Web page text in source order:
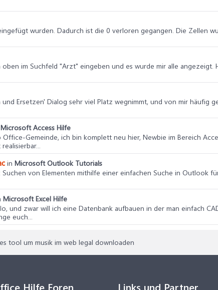
wurden. Dadurch ist die 0 verloren gegangen. Die Zellen
im Suchfeld "Arzt" eingeben und es wurde mir alle angezeigt.
und Ersetzen' Dialog sehr viel Platz wegnimmt, und von mir häufig
Microsoft Access Hilfe
Office-Gemeinde, ich bin komplett neu hier, Newbie im Bereich
in Microsoft Outlook Tutorials
: Suchen von Elementen mithilfe einer einfachen Suche in Outlook
Microsoft Excel Hilfe
und zwar will ich eine Datenbank aufbauen in der man einfach
euch...
suche einfaches tool um musik im web legal downloaden
Hilfe Foren Links und Partner